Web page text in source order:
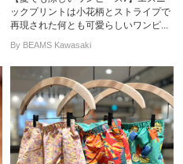
ックプリントは小花柄とストライプで
再現された何とも可愛らしいワンピ...
By BEAMS Kawasaki